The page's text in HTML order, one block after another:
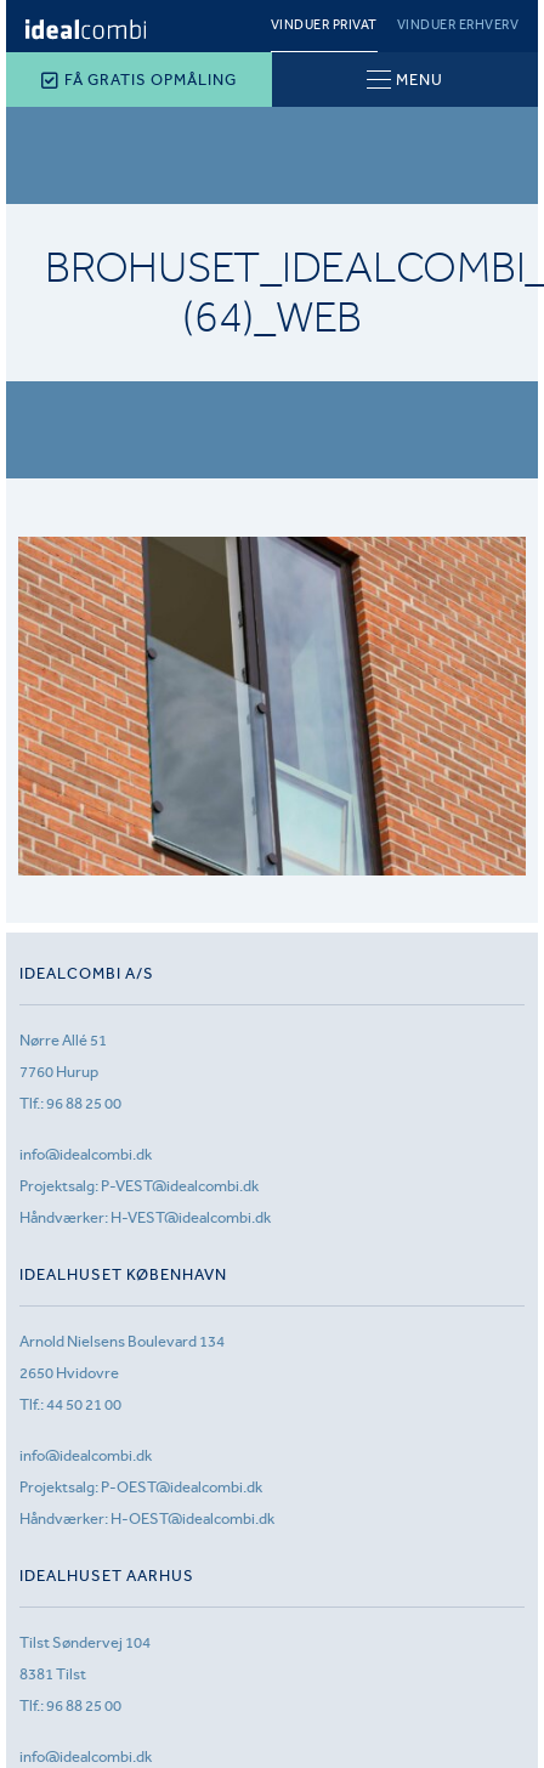
VINDUER PRIVAT VINDUER ERHVERV
FÅ GRATIS OPMÅLING MENU
(64)_WEB
IDEALCOMBI A/S
Nørre Allé 51
7760 Hurup
Tlf.:96 88 25 00
info@idealcombi.dk
Projektsalg: P-VEST@idealcombi.dk
Håndværker: H-VEST@idealcombi.dk
IDEALHUSET KØBENHAVN
Arnold Nielsens Boulevard 134
2650 Hvidovre
Tlf.:44 50 21 00
info@idealcombi.dk
Projektsalg: P-OEST@idealcombi.dk
Håndværker: H-OEST@idealcombi.dk
IDEALHUSET AARHUS
Tilst Søndervej 104
8381 Tilst
Tlf.:96 88 25 00
info@idealcombi.dk